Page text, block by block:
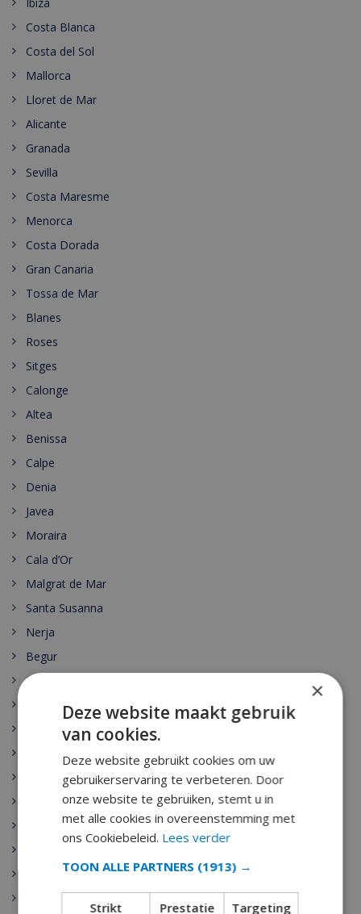
Costa Blanca
Costa del Sol
Mallorca
Lloret de Mar
Alicante
Granada
Sevilla
Costa Maresme
Menorca
Costa Dorada
Gran Canaria
Tossa de Mar
Blanes
Roses
Sitges
Calonge
Altea
Benissa
Calpe
Denia
Javea
Moraira
Cala d’Or
Malgrat de Mar
Santa Susanna
Nerja
Begur
Escala
Palamos
Playa de Aro
Sant Antoni de Calonge
Tamariu
Pineda de Mar
×
Deze website maakt gebruik
van cookies.
Deze website gebruikt cookies om uw
gebruikerservaring te verbeteren. Door
onze website te gebruiken, stemt u in
met alle cookies in overeenstemming met
ons Cookiebeleid. Lees verder
TOON ALLE PARTNERS (1913) →
Strikt
Prestatie Targeting